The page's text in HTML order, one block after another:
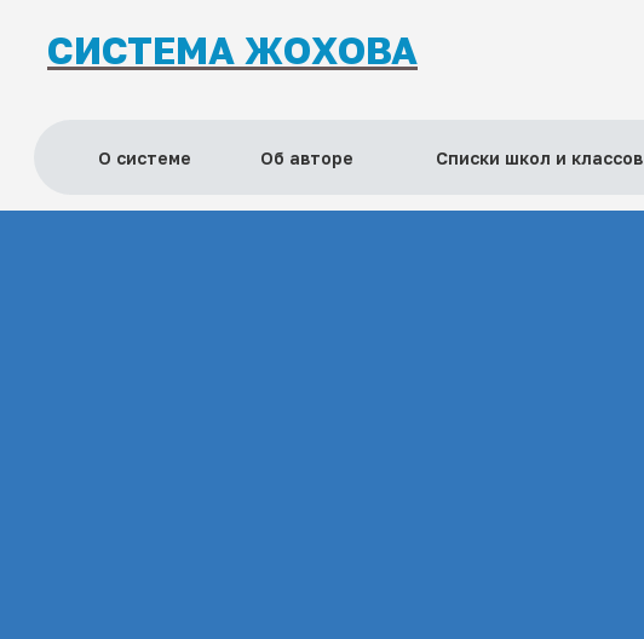
СИСТЕМА ЖОХОВА
О системе Списки школ и классов
Об авторе